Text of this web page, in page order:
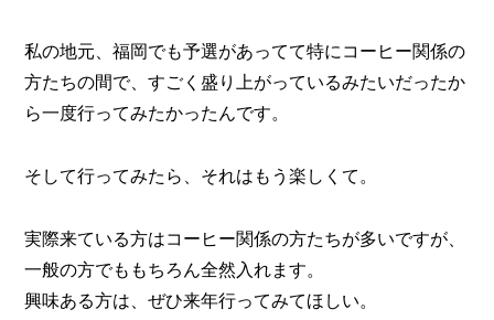
私の地元、福岡でも予選があってて特にコーヒー関係の
方たちの間で、 すごく盛り上がっているみたいだったか
ら一度行ってみたかったんです。
そして行ってみたら、それはもう楽しくて。
実際来ている方はコーヒー関係の方たちが多いですが、
一般の方でももちろん全然入れます。
興味ある方は、ぜひ来年行ってみてほしい。